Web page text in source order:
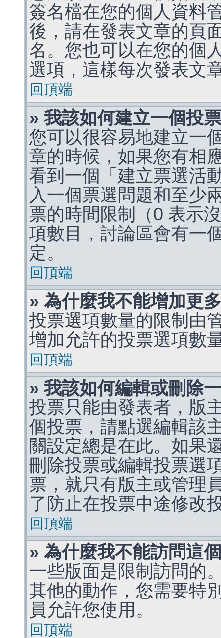
簽名檔在您的個人資料
後，請在發表文章的頁
名。您也可以在您的個
選項，這樣每次發表文
回頂端
» 我該如何建立一個投
您可以很容易地建立一
章的時候，如果您有相
看到一個「建立票選活
入一個票選問題和至少
票的時間限制（0 表示
項數目，討論區會有一
定。
回頂端
» 為什麼我不能增加更
投票選項數量的限制由
增加允許的投票選項數
回頂端
» 我該如何編輯或刪除
投票只能由發表者，版
個投票，請點選編輯該
關設定總是在此。如果
刪除投票或編輯投票選
票，就只有版主或管理
了防止在投票中途修改
回頂端
» 為什麼我不能訪問這
一些版面是限制訪問的
其他的動作，您需要特
員允許您使用。
回頂端